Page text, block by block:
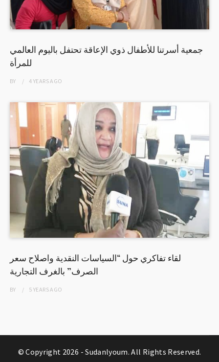
جمعية أسرتنا للأطفال ذوي الإعاقة تحتفل باليوم العالمي
للمرأة
BY 4 YEARSAGO
لقاء تفاكري حول “السياسات النقدية واصلاح سعر
الصرف” بالغرف التجارية
BY 5 YEARSAGO
© Copyright 2026 -Sudanlyoum. All Rights Reserved.